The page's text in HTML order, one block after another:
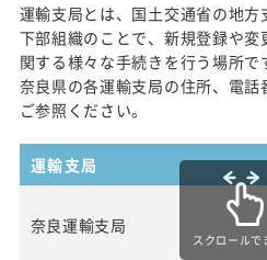
運輸支局とは、国土交通省の地
下部組織のことで、新規登録や
関する様々な手続きを行う場所で
奈良県の各運輸支局の住所、電
ご参照ください。
運輸支局
奈良運輸支局
スクロールで